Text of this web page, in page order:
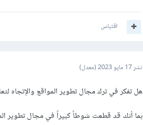
اقتباس
نشر17 مايو 2023 (معدل)
هل تفكر في ترك مجال تطوير المواقع والإتجاه
بما أنك قد قطعت شوطاً كبيراً في مجال تطوير